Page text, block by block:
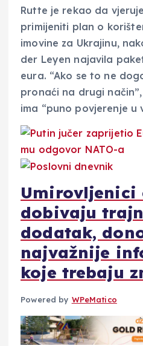
Rutte je rekao da
primijeniti plan o
imovine za Ukrajinu,
der Leyen najavila
eura. “Ako se to ne
pronaći na drugi
ima “puno povjerenje u
Umirovljenici
dobivaju
dodatak,
najvažnije
koje trebaju
Powered by WPeMatico